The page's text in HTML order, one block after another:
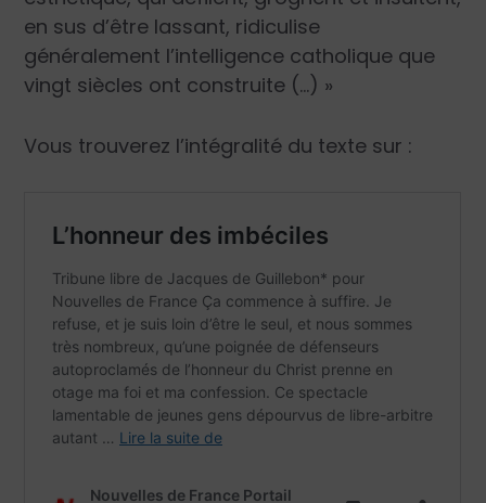
en sus d’être lassant, ridiculise
généralement l’intelligence catholique que
vingt siècles ont construite (…) »
Vous trouverez l’intégralité du texte sur :